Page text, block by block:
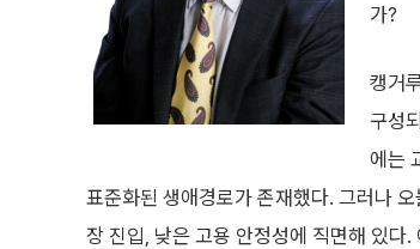
가?
캥거
구성
에는
표준화된 생애경로가 존재했다. 그러나
장 진입, 낮은 고용 안정성에 직면해 있다